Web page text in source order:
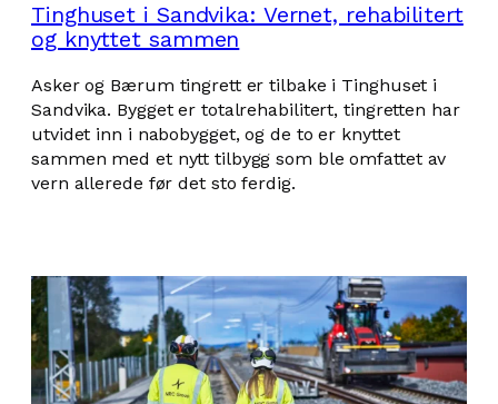
Tinghuset i Sandvika: Vernet, rehabilitert
og knyttet sammen
Asker og Bærum tingrett er tilbake i Tinghuset i
Sandvika. Bygget er totalrehabilitert, tingretten har
utvidet inn i nabobygget, og de to er knyttet
sammen med et nytt tilbygg som ble omfattet av
vern allerede før det sto ferdig.